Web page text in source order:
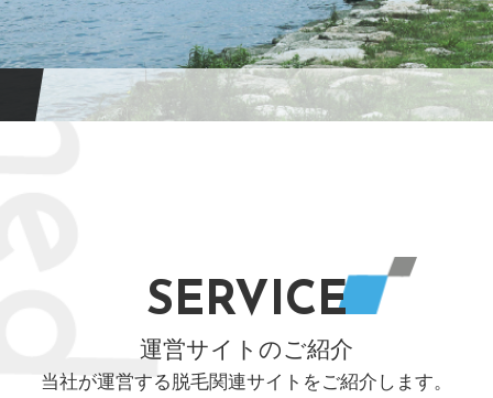
SERVICE
運営サイトのご紹介
当社が運営する脱毛関連サイトをご紹介します。